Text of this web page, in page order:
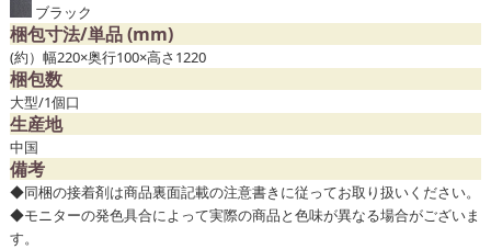
ブラック
梱包寸法/単品 (mm)
(約）幅220×奥行100×高さ1220
梱包数
大型/1個口
生産地
中国
備考
◆同梱の接着剤は商品裏面記載の注意書きに従ってお取り扱いください。
◆モニターの発色具合によって実際の商品と色味が異なる場合がございま
す。